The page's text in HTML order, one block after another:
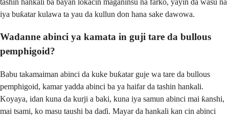
iya buƙatar kulawa ta yau da kullun don hana sake dawowa.
Wadanne abinci ya kamata in guji tare da bullous
pemphigoid?
Babu takamaiman abinci da kuke buƙatar guje wa tare da bullous
pemphigoid, kamar yadda abinci ba ya haifar da tashin hankali.
Koyaya, idan kuna da kurji a baki, kuna iya samun abinci mai ƙanshi,
mai tsami, ko masu taushi ba daɗi. Mayar da hankali kan cin abinci